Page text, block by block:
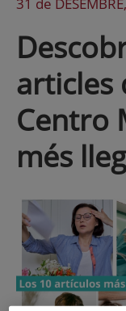
articles
Centro
més